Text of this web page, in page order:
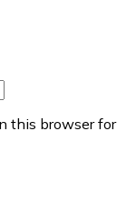
this browser for